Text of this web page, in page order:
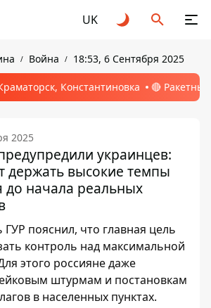
UK
Война 18:53, 6 Сентября 2025
Константиновка 🔴
2025
украинцев:
держать высокие темпы
до начала реальных
ГУР пояснил, что главная цель
контроль над максимальной
этого россияне даже
штурмам и постановкам
в населенных пунктах.